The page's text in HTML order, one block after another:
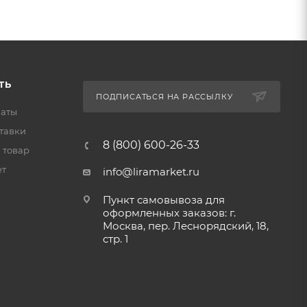
товар
ПОДПИСАТЬСЯ НА РАССЫЛКУ
8 (800) 600-26-33
info@liramarket.ru
Пункт самовывоза для
оформленных заказов: г.
Москва, пер. Леснорядский, 18,
стр. 1